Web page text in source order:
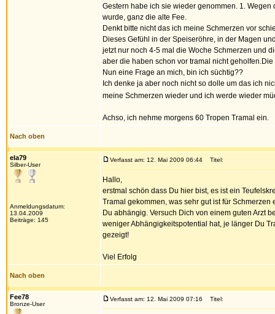
Gestern habe ich sie wieder genommen. 1.
wurde, ganz die alte Fee.
Denkt bitte nicht das ich meine Schmerzen vor
Dieses Gefühl in der Speiseröhre, in der Magen
jetzt nur noch 4-5 mal die Woche Schmerzen und
aber die haben schon vor tramal nicht
Nun eine Frage an mich, bin ich süchtig??
Ich denke ja aber noch nicht so dolle um das ich
meine Schmerzen wieder und ich werde wieder
Achso, ich nehme morgens 60 Tropen Tramal ein.
Nach oben
ela79
Silber-User
Anmeldungsdatum:
13.04.2009
Beiträge: 145
Verfasst am: 12. Mai 2009 06:44 Titel:
Hallo,
erstmal schön dass Du hier bist, es ist ein
Tramal gekommen, was sehr gut ist für
Du abhängig. Versuch Dich von einem guten Arzt
weniger Abhängigkeitspotential hat, je länger Du
gezeigt!
Viel Erfolg
Nach oben
Fee78
Bronze-User
Verfasst am: 12. Mai 2009 07:16 Titel: